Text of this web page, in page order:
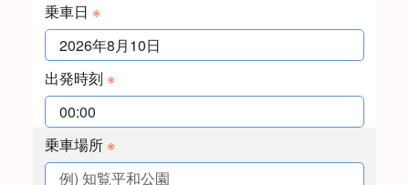
乗車日 ※
出発時刻 ※
乗車場所※